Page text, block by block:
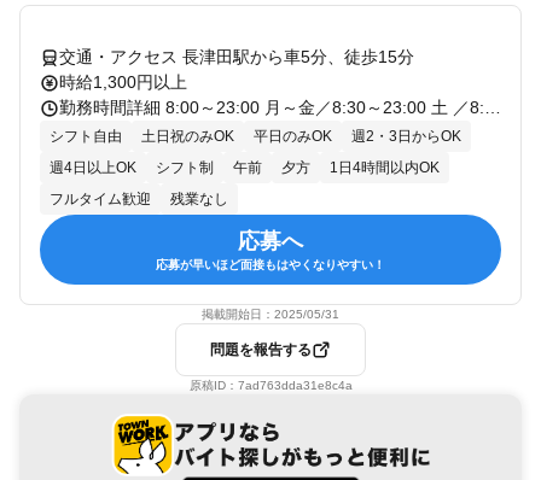
交通・アクセス 長津田駅から車5分、徒歩15分
時給1,300円以上
シフト自由 土日祝のみOK 平日のみOK
週2・3日からOK
週4日以上OK
シフト制 午前 夕方
1日4時間以内OK
フルタイム歓迎
残業なし
応募へ
応募が早いほど面接もはやくなりやすい！
掲載開始日： 2025/05/31
問題を報告する
原稿ID： 7ad763dda31e8c4a